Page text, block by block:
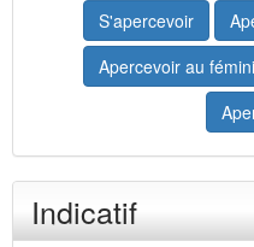
S'apercevoir
Apercevoir au
Indicatif